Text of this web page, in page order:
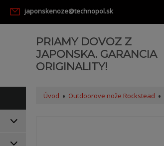
japonskenoze@technopol.sk
PRIAMY DOVOZ Z
JAPONSKA. GARANCIA
ORIGINALITY!
Úvod Outdoorove nože Rockstead